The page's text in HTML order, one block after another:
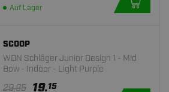
Auf Lager
SCOOP
WDN Schläger Junior Design 1 - Mid
Bow - Indoor - Light Purple
29,95 19.15